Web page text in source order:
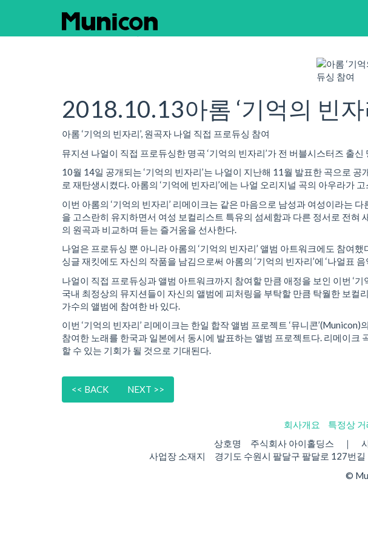
News & Event보기
2018.10.13아롬 ‘기억의 빈
아롬 ‘기억의 빈자리’, 원곡자 나얼 직접 프로듀싱 참여
뮤지션 나얼이 직접 프로듀싱한 명곡 ‘기억의 빈자리’가 전 버블시스터즈 출
10월 14일 공개되는 ‘기억의 빈자리’는 나얼이 지난해 11월 발표한 곡으로
로 재탄생시켰다. 아롬의 ‘기억에 빈자리’에는 나얼 오리지널 곡의 아우라가
이번 아롬의 ‘기억의 빈자리’ 리메이크는 같은 마음으로 남성과 여성이라는
을 고스란히 유지하면서 여성 보컬리스트 특유의 섬세함과 다른 정서로 전
의 원곡과 비교하며 듣는 즐거움을 선사한다.
나얼은 프로듀싱 뿐 아니라 아롬의 ‘기억의 빈자리’ 앨범 아트워크에도 참여
싱글 재킷에도 자신의 작품을 남김으로써 아롬의 ‘기억의 빈자리’에 ‘나얼표
나얼이 직접 프로듀싱과 앨범 아트워크까지 참여할 만큼 애정을 보인 이번 ‘
국내 최정상의 뮤지션들이 자신의 앨범에 피처링을 부탁할 만큼 탁월한 보컬
가수의 앨범에 참여한 바 있다.
이번 ‘기억의 빈자리’ 리메이크는 한일 합작 앨범 프로젝트 ‘뮤니콘
참여한 노래를 한국과 일본에서 동시에 발표하는 앨범 프로젝트다. 리메이
할 수 있는 기회가 될 것으로 기대된다.
<< BACK NEXT >>
회사개요 특정상 거
상호명 주식회사 아이홀딩스 ｜
사업장 소재지 경기도 수원시 팔달구 팔달로
©